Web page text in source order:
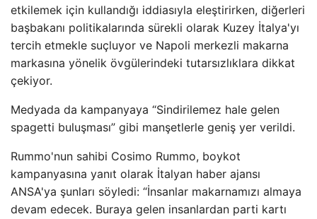
etkilemek için kullandığı iddiasıyla eleştirirken, diğerleri
başbakanı politikalarında sürekli olarak Kuzey İtalya'yı
tercih etmekle suçluyor ve Napoli merkezli makarna
markasına yönelik övgülerindeki tutarsızlıklara dikkat
çekiyor.
Medyada da kampanyaya “Sindirilemez hale gelen
spagetti buluşması” gibi manşetlerle geniş yer verildi.
Rummo'nun sahibi Cosimo Rummo, boykot
kampanyasına yanıt olarak İtalyan haber ajansı
ANSA'ya şunları söyledi: “İnsanlar makarnamızı almaya
devam edecek. Buraya gelen insanlardan parti kartı